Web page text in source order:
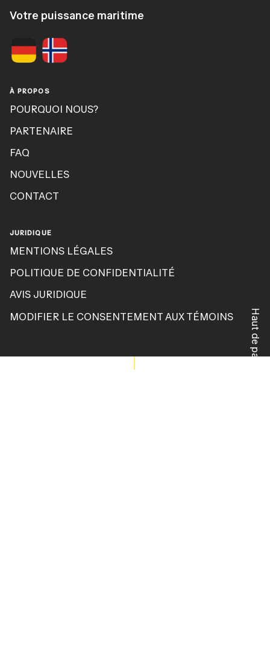
Votre puissance maritime
À PROPOS
POURQUOI NOUS?
PARTENAIRE
FAQ
NOUVELLES
CONTACT
JURIDIQUE
MENTIONS LÉGALES
POLITIQUE DE CONFIDENTIALITÉ
AVIS JURIDIQUE
MODIFIER LE CONSENTEMENT AUX TÉMOINS Haut de page